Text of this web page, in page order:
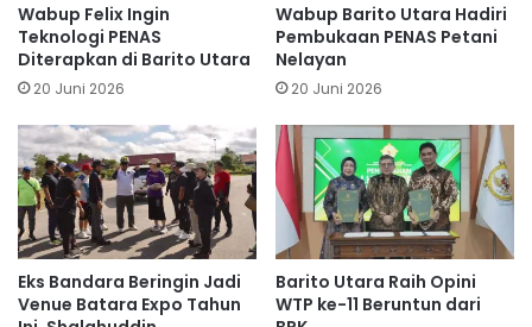
Wabup Felix Ingin
Teknologi PENAS
Diterapkan di Barito Utara
20 Juni 2026
Wabup Barito Utara Hadiri
Pembukaan PENAS Petani
Nelayan
20 Juni 2026
Eks Bandara Beringin Jadi
Venue Batara Expo Tahun
Barito Utara Raih Opini
WTP ke-11 Beruntun dari